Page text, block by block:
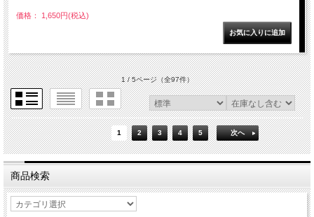
価格： 1,650円(税込)
1 / 5ページ（全97件）
1 2 3 4 5 次へ
商品検索